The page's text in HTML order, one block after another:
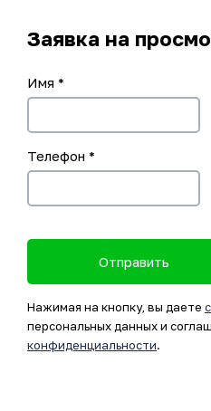
Заявка на
Имя *
Телефон *
Отправить
Нажимая на кнопку, вы даете
персональных данных и
конфиденциальности.